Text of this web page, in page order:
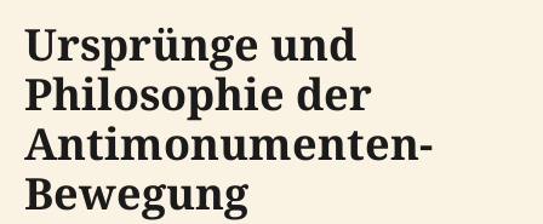
Ursprünge und
Philosophie der
Antimonumenten-
Bewegung